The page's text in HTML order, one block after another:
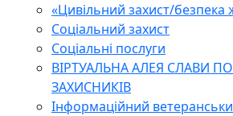
«Цивільний захист/безпека
Соціальний захист
Соціальні послуги
ВІРТУАЛЬНА АЛЕЯ СЛАВИ
ЗАХИСНИКІВ
Інформаційний